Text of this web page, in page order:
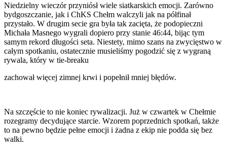
Niedzielny wieczór przyniósł wiele siatkarskich emocji. Zarówno
bydgoszczanie, jak i ChKS Chełm walczyli jak na półfinał
przystało. W drugim secie gra była tak zacięta, że podopieczni
Michała Masnego wygrali dopiero przy stanie 46:44, bijąc tym
samym rekord długości seta. Niestety, mimo szans na zwycięstwo w
całym spotkaniu, ostatecznie musieliśmy pogodzić się z wygraną
rywala, który w tie-breaku
zachował więcej zimnej krwi i popełnił mniej błędów.
Na szczęście to nie koniec rywalizacji. Już w czwartek w Chełmie
rozegramy decydujące starcie. Wzorem poprzednich spotkań, także
to na pewno będzie pełne emocji i żadna z ekip nie podda się bez
walki.